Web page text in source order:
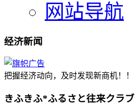
网站导航
经济新闻
把握经济动向，及时发现新商机！！
きふきふ*ふるさと往来クラブ